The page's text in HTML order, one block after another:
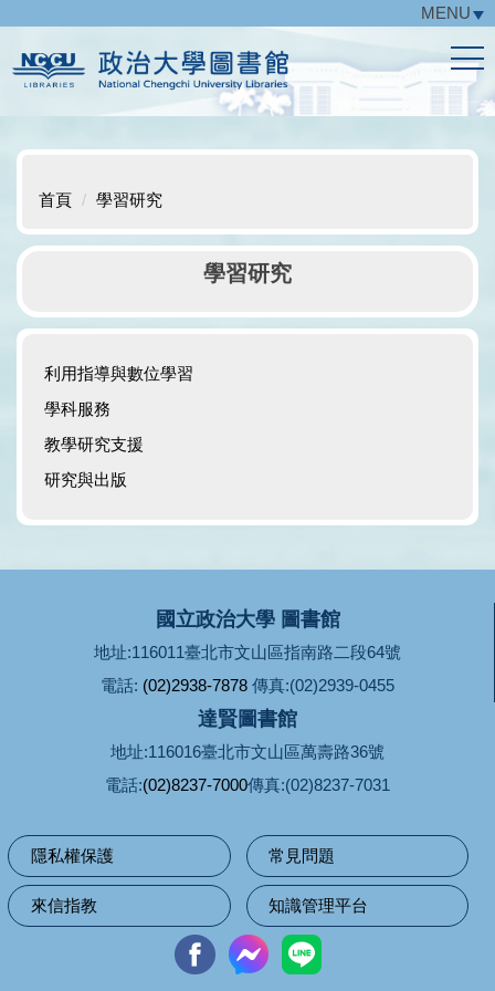
主
要
區
MENU
首頁 學習研究
學習研究
利用指導與數位學習
學科服務
教學研究支援
研究與出版
國立政治大學 圖書館
地址:116011臺北市文山區指南路二段64號
電話: (02)2938-7878 傳真:(02)2939-0455
達賢圖書館
地址:116016臺北市文山區萬壽路36號
電話:(02)8237-7000傳真:(02)8237-7031
隱私權保護 常見問題
來信指教 知識管理平台